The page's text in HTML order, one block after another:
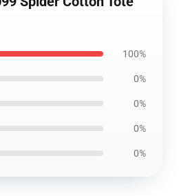
100%
0%
0%
0%
0%